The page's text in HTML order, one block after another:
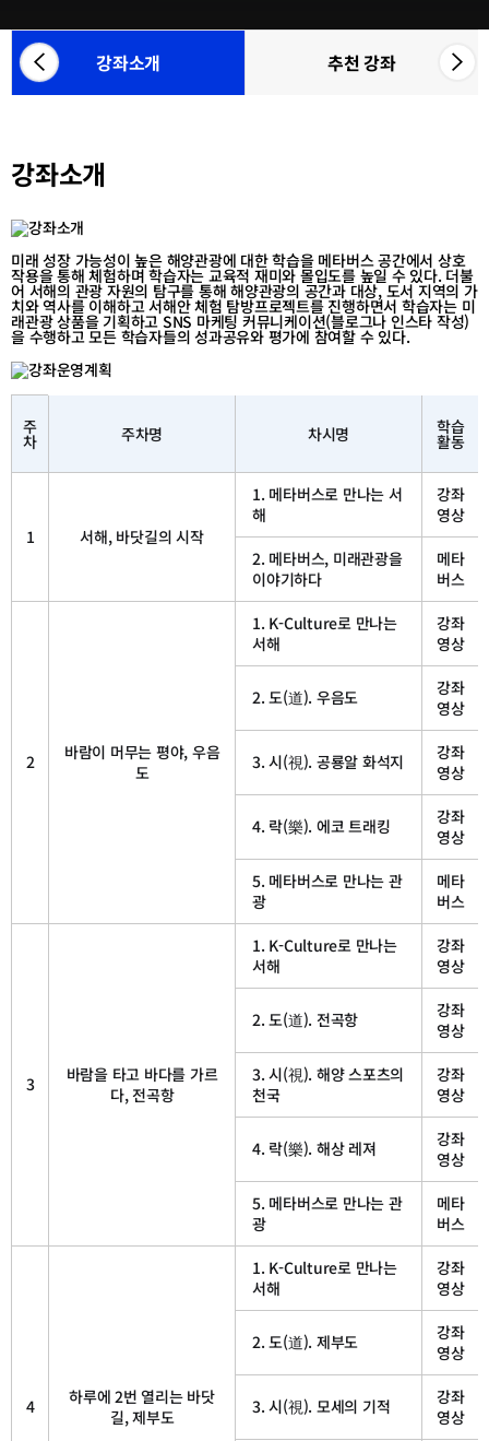
좌
카
테
리
목
록
이
동
목
록
이
동
강좌소개 추천 강좌
참
목
록
강좌소개
미래 성장 가능성이 높은 해양관광에 대한 학습을 메타버스 공간에서 상호
작용을 통해 체험하며 학습자는 교육적 재미와 몰입도를 높일 수 있다. 더불
어 서해의 관광 자원의 탐구를 통해 해양관광의 공간과 대상, 도서 지역의 가
치와 역사를 이해하고 서해안 체험 탐방프로젝트를 진행하면서 학습자는 미
래관광 상품을 기획하고 SNS 마케팅 커뮤니케이션(블로그나 인스타 작성)
을 수행하고 모든 학습자들의 성과공유와 평가에 참여할 수 있다.
메
버
스
맛
시
주
차 주차명 차시명 학습
활동
1 서해, 바닷길의 시작
1. 메타버스로 만나는 서
해
강좌
영상
2. 메타버스, 미래관광을
이야기하다
메타
버스
2
바람이 머무는 평야, 우음
도
1. K-Culture로 만나는
서해
강좌
영상
2. 도(道). 우음도
강좌
영상
3. 시(視). 공룡알 화석지
강좌
영상
4. 락(樂). 에코 트래킹
강좌
영상
5. 메타버스로 만나는 관
광
메타
버스
3
바람을 타고 바다를 가르
다, 전곡항
1. K-Culture로 만나는
서해
강좌
영상
2. 도(道). 전곡항
강좌
영상
3. 시(視). 해양 스포츠의
천국
강좌
영상
4. 락(樂). 해상 레져
강좌
영상
5. 메타버스로 만나는 관
광
메타
버스
4
하루에 2번 열리는 바닷
길, 제부도
1. K-Culture로 만나는
서해
강좌
영상
2. 도(道). 제부도
강좌
영상
3. 시(視). 모세의 기적
강좌
영상